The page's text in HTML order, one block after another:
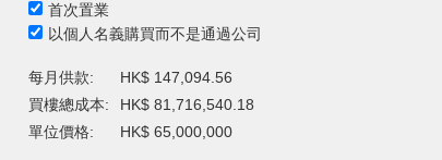
首次置業
以個人名義購買而不是通過公司
每月供款:
HK$ 147,094.56
買樓總成本:
HK$ 81,716,540.18
單位價格:
HK$ 65,000,000